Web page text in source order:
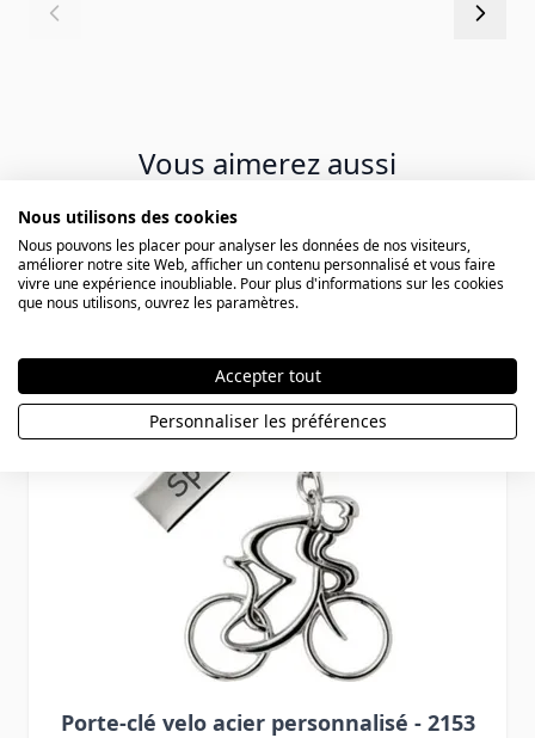
Vous aimerez aussi
Press to skip carousel
Porte-clé velo acier personnalisé - 2153
Nous utilisons des cookies
Nous pouvons les placer pour analyser les données de nos visiteurs,
améliorer notre site Web, afficher un contenu personnalisé et vous faire
vivre une expérience inoubliable. Pour plus d'informations sur les cookies
que nous utilisons, ouvrez les paramètres.
Accepter tout
Personnaliser les préférences